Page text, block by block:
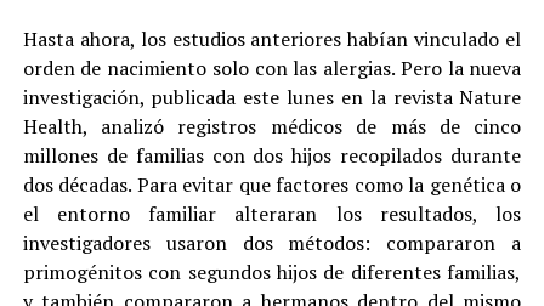
Hasta ahora, los estudios anteriores habían vinculado el
orden de nacimiento solo con las alergias. Pero la nueva
investigación, publicada este lunes en la revista Nature
Health, analizó registros médicos de más de cinco
millones de familias con dos hijos recopilados durante
dos décadas. Para evitar que factores como la genética o
el entorno familiar alteraran los resultados, los
investigadores usaron dos métodos: compararon a
primogénitos con segundos hijos de diferentes familias,
y también compararon a hermanos dentro del mismo